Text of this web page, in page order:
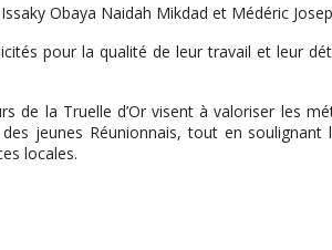
Issaky Obaya Naidah Mikdad et Médéric
pour la qualité de leur travail et leur
de la Truelle d’Or visent à valoriser les
jeunes Réunionnais, tout en
locales.